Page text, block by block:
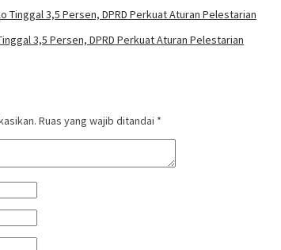
3,5 Persen, DPRD Perkuat Aturan Pelestarian
Ruas yang wajib ditandai *